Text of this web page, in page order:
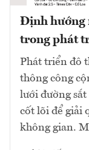
Định hướng
trong phát
Phát triển đô
thông công
lưới đường
cốt lõi để giải
không gian.